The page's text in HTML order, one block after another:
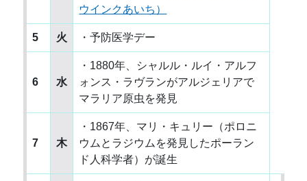
ウインクあいち）
5 火 ・予防医学デー
6 水
・1880年、シャルル・ルイ・アルフ
ォンス・ラヴランがアルジェリアで
マラリア原虫を発見
7 木
・1867年、マリ・キュリー（ポロニ
ウムとラジウムを発見したポーラン
ド人科学者）が誕生